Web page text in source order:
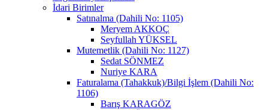
İdari Birimler
Satınalma (Dahili No: 1105)
Meryem AKKOÇ
Seyfullah YÜKSEL
Mutemetlik (Dahili No: 1127)
Sedat SÖNMEZ
Nuriye KARA
Faturalama (Tahakkuk)/Bilgi İşlem (Dahili No:
1106)
Barış KARAGÖZ